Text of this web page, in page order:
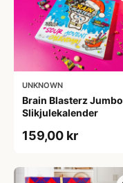
UNKNOWN
Brain Blasterz Jumbo
Slikjulekalender
159,00 kr